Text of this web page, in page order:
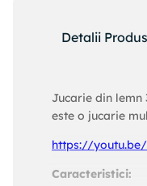
Detalii Produs
Jucarie din lemn
este o jucarie
https://youtu.be/
Caracteristici: